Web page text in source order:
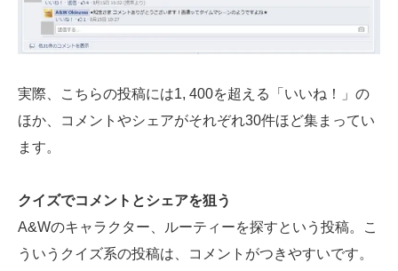
実際、こちらの投稿には1, 400を超える「いいね！」の
ほか、コメントやシェアがそれぞれ30件ほど集まってい
ます。
クイズでコメントとシェアを狙う
A&Wのキャラクター、ルーティーを探すという投稿。こ
ういうクイズ系の投稿は、コメントがつきやすいです。